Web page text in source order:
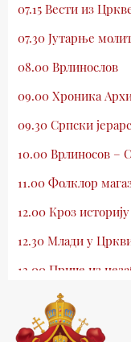
07.15 Вести из
07.30 Јутарње
08.00 Врлинослов
09.00 Хроника
09.30 Српски
10.00 Врлиносов –
11.00 Фолклор
12.00 Кроз
12.30 Млади у
13.00 Приче из
13.30 Храм културе
14.00 Питања и